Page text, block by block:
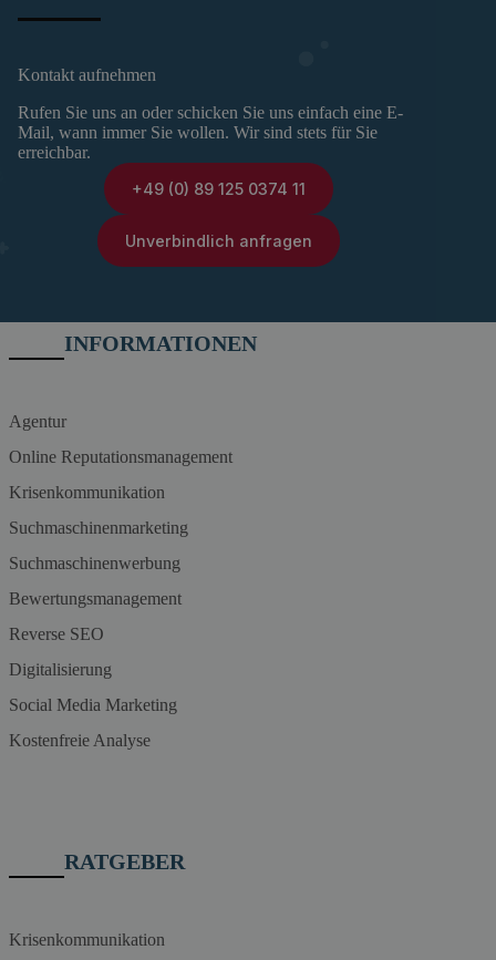
Kontakt aufnehmen
Rufen Sie uns an oder schicken Sie uns einfach eine E-
Mail, wann immer Sie wollen. Wir sind stets für Sie
erreichbar.
+49 (0) 89 125 0374 11
Unverbindlich anfragen
INFORMATIONEN
Agentur
Online Reputationsmanagement
Krisenkommunikation
Suchmaschinenmarketing
Suchmaschinenwerbung
Bewertungsmanagement
Reverse SEO
Digitalisierung
Social Media Marketing
Kostenfreie Analyse
RATGEBER
Krisenkommunikation